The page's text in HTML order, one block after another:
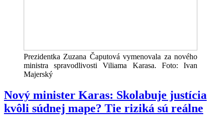
Prezidentka Zuzana Čaputová vymenovala za nového
ministra spravodlivosti Viliama Karasa. Foto: Ivan
Majerský
Nový minister Karas: Skolabuje justícia
kvôli súdnej mape? Tie riziká sú reálne